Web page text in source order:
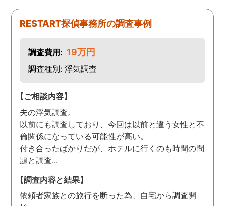
RESTART探偵事務所の調査事例
調査費用: 19万円
調査種別: 浮気調査
【ご相談内容】
夫の浮気調査。
以前にも調査しており、今回は以前と違う女性と不
倫関係になっている可能性が高い。
付き合ったばかりだが、ホテルに行くのも時間の問
題と調査...
【調査内容と結果】
依頼者家族との旅行を断った為、自宅から調査開